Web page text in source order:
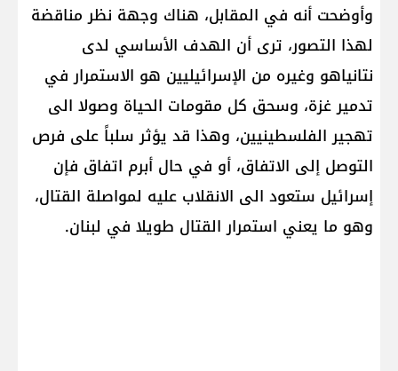
وأوضحت أنه في المقابل، هناك وجهة نظر مناقضة
لهذا التصور، ترى أن الهدف الأساسي لدى
نتانياهو وغيره من الإسرائيليين هو الاستمرار في
تدمير غزة، وسحق كل مقومات الحياة وصولا الى
تهجير الفلسطينيين، وهذا قد يؤثر سلباً على فرص
التوصل إلى الاتفاق، أو في حال أبرم اتفاق فإن
إسرائيل ستعود الى الانقلاب عليه لمواصلة القتال،
وهو ما يعني استمرار القتال طويلا في لبنان.